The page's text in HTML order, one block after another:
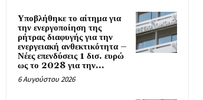
Υποβλήθηκε το αίτημα για
την ενεργοποίηση της
ρήτρας διαφυγής για την
ενεργειακή ανθεκτικότητα –
Νέες επενδύσεις 1 δισ. ευρώ
ως το 2028 για την...
6 Αυγούστου 2026